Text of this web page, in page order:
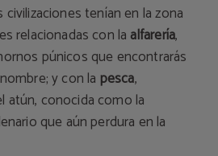
civilizaciones tenían en la zona
relacionadas con la alfarería,
púnicos que encontrarás
y con la pesca,
atún, conocida como la
que aún perdura en la